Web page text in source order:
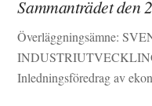
Sammanträdet den
Överläggningsämne:
Inledningsföredrag av